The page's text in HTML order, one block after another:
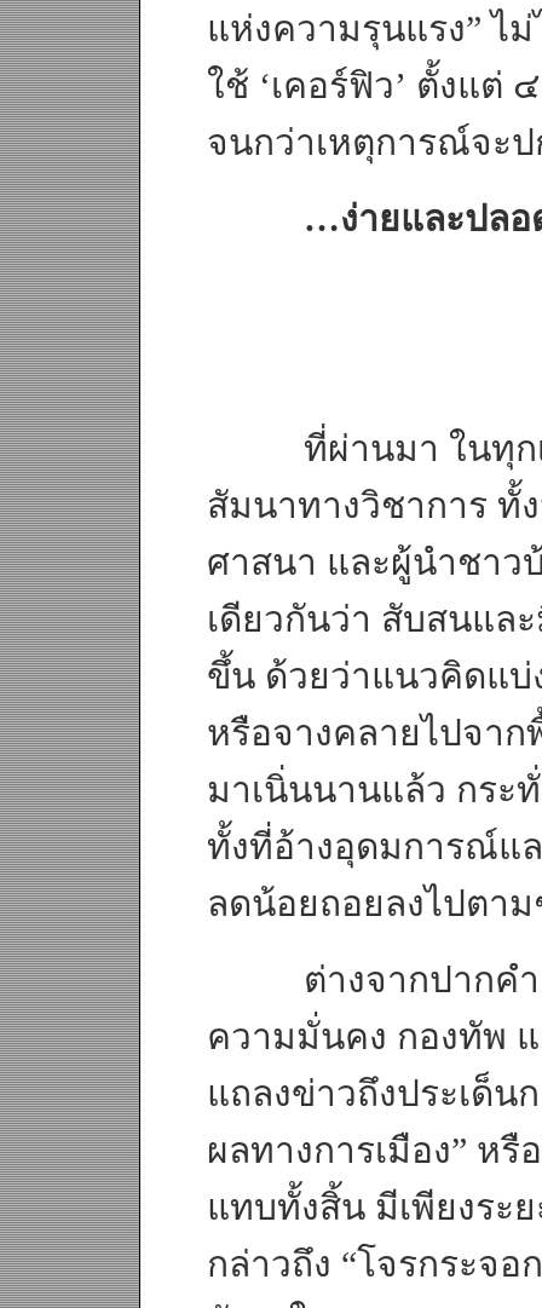
แห่งความรุนแรง” ไ
ใช้ ‘เคอร์ฟิว’ ตั้งแต่
จนกว่าเหตุการณ์จะป
…ง่ายและปลอด
ที่ผ่านมา ในทุกเ
สัมนาทางวิชาการ ทั้
ศาสนา และผู้นำชาว
เดียวกันว่า สับสนแล
ขึ้น ด้วยว่าแนวคิดแ
หรือจางคลายไปจา
มาเนิ่นนานแล้ว กระ
ทั้งที่อ้างอุดมการณ์แ
ลดน้อยถอยลงไปตาม
ต่างจากปากคำเ
ความมั่นคง กองทัพ
แถลงข่าวถึงประเด็น
ผลทางการเมือง” ห
แทบทั้งสิ้น มีเพียงระ
กล่าวถึง “โจรกระจ